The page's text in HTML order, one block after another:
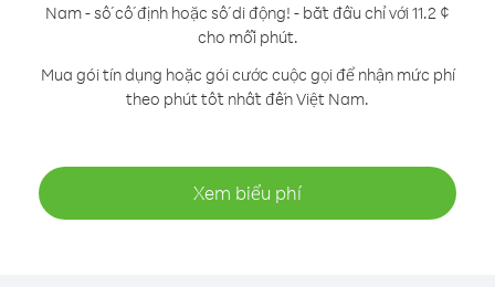
Nam - số cố định hoặc số di động! - bắt đầu chỉ với 11.2 ¢
cho mỗi phút.
Mua gói tín dụng hoặc gói cước cuộc gọi để nhận mức phí
theo phút tốt nhất đến Việt Nam.
Xem biểu phí